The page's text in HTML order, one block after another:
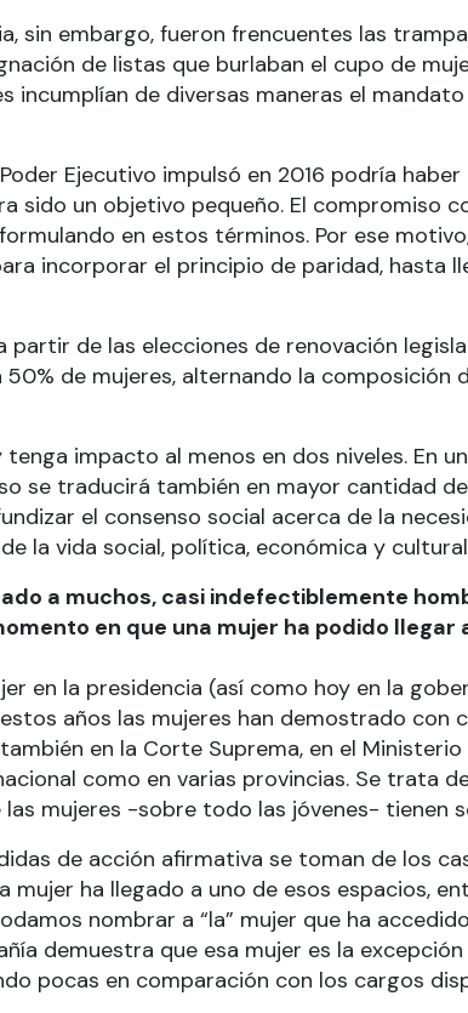
sin embargo, fueron frencuentes las
de listas que burlaban el cupo de
incumplían de diversas maneras el
Ejecutivo impulsó en 2016 podría
sido un objetivo pequeño. El compromiso
en estos términos. Por ese
incorporar el principio de paridad, hasta
partir de las elecciones de renovación
50% de mujeres, alternando la
impacto al menos en dos niveles. En
se traducirá también en mayor cantidad
el consenso social acerca de la
la vida social, política, económica y
a muchos, casi indefectiblemente
en que una mujer ha podido
en la presidencia (así como hoy en la
años las mujeres han demostrado
en la Corte Suprema, en el
como en varias provincias. Se trata
mujeres -sobre todo las jóvenes- tienen
de acción afirmativa se toman de los
mujer ha llegado a uno de esos espacios,
nombrar a “la” mujer que ha
demuestra que esa mujer es la
pocas en comparación con los cargos